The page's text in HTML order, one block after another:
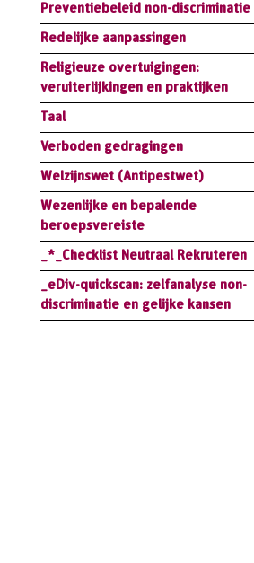
Preventiebeleid non-discriminatie
Redelijke aanpassingen
Religieuze overtuigingen:
veruiterlijkingen en praktijken
Taal
Verboden gedragingen
Welzijnswet (Antipestwet)
Wezenlijke en bepalende
beroepsvereiste
_*_Checklist Neutraal Rekruteren
_eDiv-quickscan: zelfanalyse non-
discriminatie en gelijke kansen